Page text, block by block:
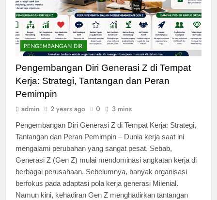
PENGEMBANGAN DIRI
Pengembangan Diri Generasi Z di Tempat
Kerja: Strategi, Tantangan dan Peran
Pemimpin
admin 2 years ago 0 3 mins
Pengembangan Diri Generasi Z di Tempat Kerja: Strategi,
Tantangan dan Peran Pemimpin – Dunia kerja saat ini
mengalami perubahan yang sangat pesat. Sebab,
Generasi Z (Gen Z) mulai mendominasi angkatan kerja di
berbagai perusahaan. Sebelumnya, banyak organisasi
berfokus pada adaptasi pola kerja generasi Milenial.
Namun kini, kehadiran Gen Z menghadirkan tantangan